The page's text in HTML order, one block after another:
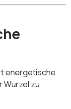
energetische
Wurzel zu